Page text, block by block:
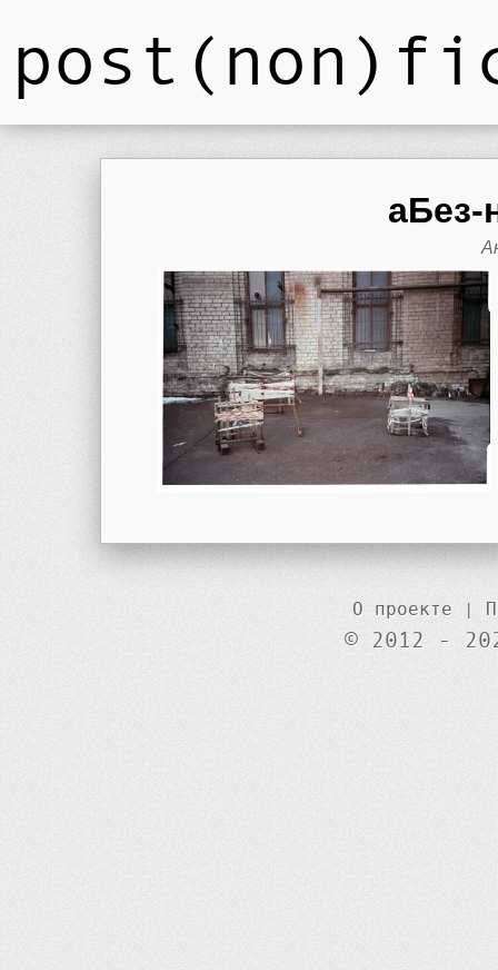
aБез-
О проекте |
© 2012 -